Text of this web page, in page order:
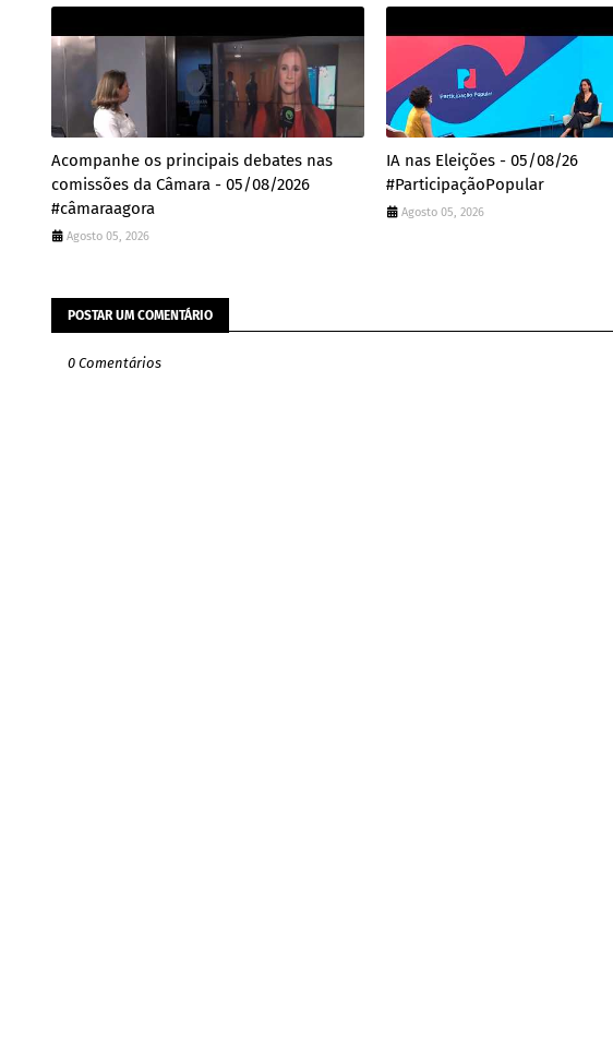
Acompanhe os principais debates nas
comissões da Câmara - 05/08/2026
#câmaraagora
Agosto 05, 2026
IA nas Eleições - 05/08/26
#ParticipaçãoPopular
Agosto 05, 2026
POSTAR UM COMENTÁRIO
0 Comentários